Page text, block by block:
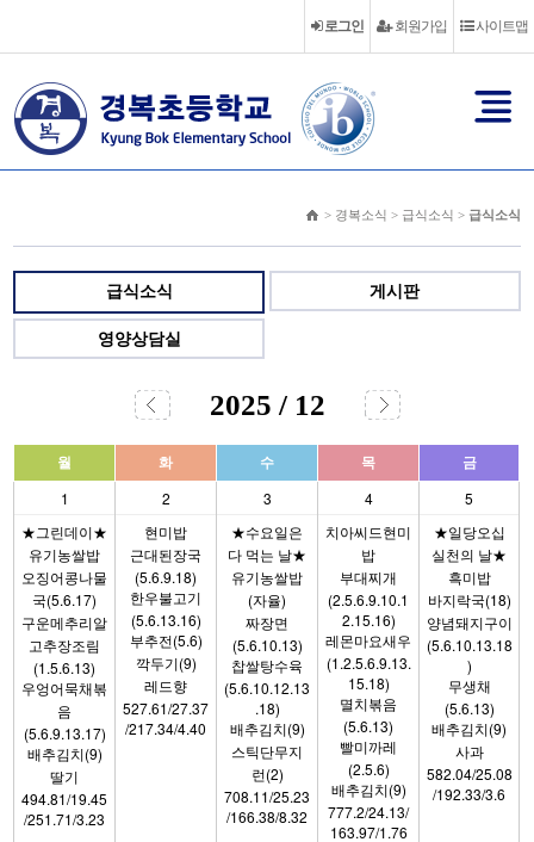
사이트맵
회원가입
로그인
> 경복소식 > 급식소식 > 급식소식
급식소식 게시판
영양상담실
2025 / 12
월 화 수 목 금
1
★그린데이★
유기농쌀밥
오징어콩나물
국(5.6.17)
구운메추리알
고추장조림
(1.5.6.13)
우엉어묵채볶
음
(5.6.9.13.17)
배추김치(9)
딸기
494.81/19.45
/251.71/3.23
2
현미밥
근대된장국
(5.6.9.18)
한우불고기
(5.6.13.16)
부추전(5.6)
깍두기(9)
레드향
527.61/27.37
/217.34/4.40
3
★수요일은
다 먹는 날★
유기농쌀밥
(자율)
짜장면
(5.6.10.13)
찹쌀탕수육
(5.6.10.12.13
.18)
배추김치(9)
스틱단무지
런(2)
708.11/25.23
/166.38/8.32
4
치아씨드현미
밥
부대찌개
(2.5.6.9.10.1
2.15.16)
레몬마요새우
(1.2.5.6.9.13.
15.18)
멸치볶음
(5.6.13)
빨미까레
(2.5.6)
배추김치(9)
777.2/24.13/
163.97/1.76
5
★일당오십
실천의 날★
흑미밥
바지락국(18)
양념돼지구이
(5.6.10.13.18
)
무생채
(5.6.13)
배추김치(9)
사과
582.04/25.08
/192.33/3.6